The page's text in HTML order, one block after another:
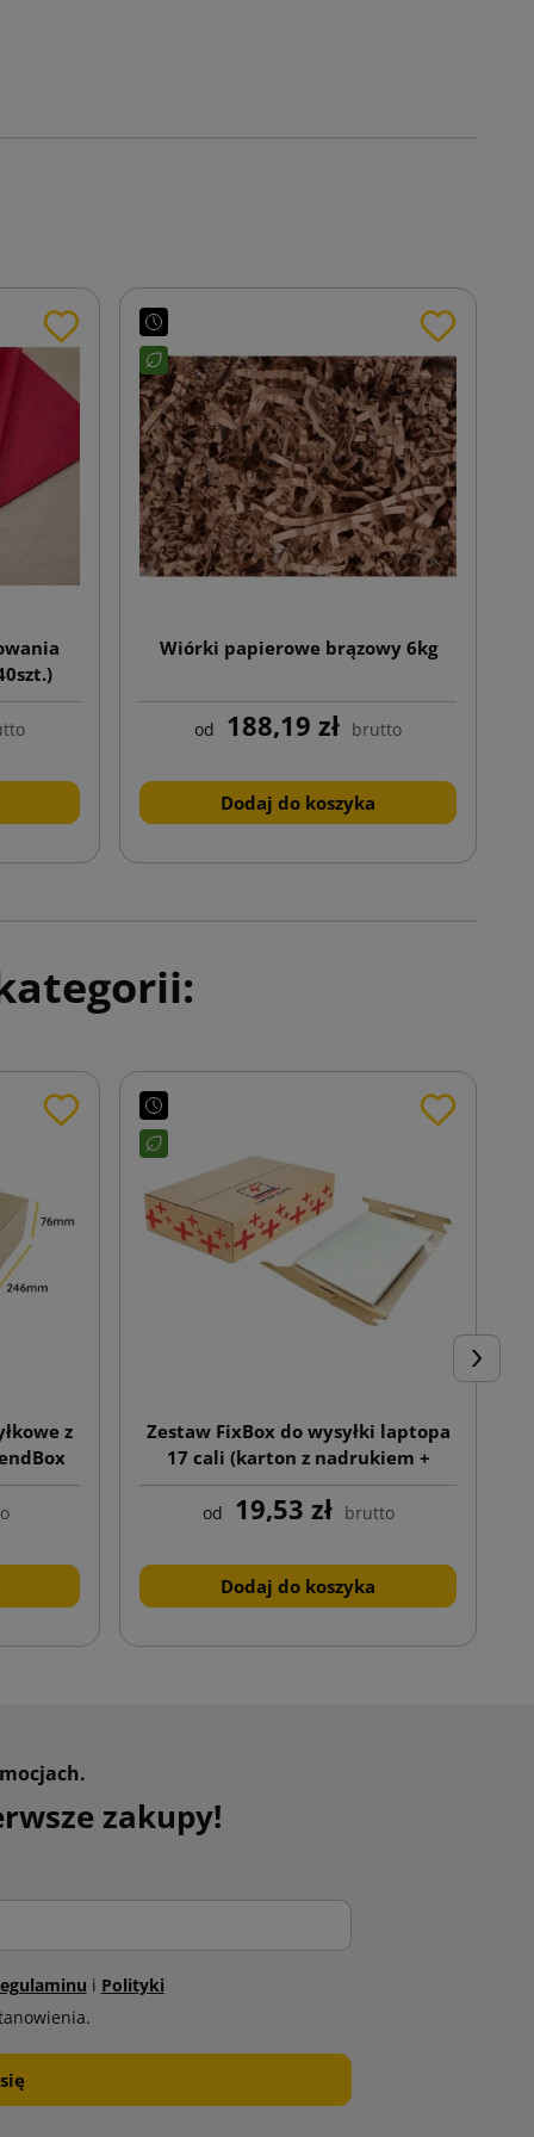
Wiórki papierowe brązowy 6kg
od 188,19 zł brutto
Dodaj do koszyka
z
Zestaw FixBox do wysyłki laptopa
17 cali (karton z nadrukiem +
wkładka z folią zabezpieczającą)
od 19,53 zł brutto
Dodaj do koszyka
zakupy!
i Polityki